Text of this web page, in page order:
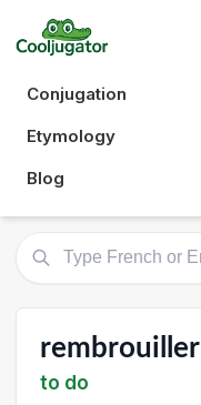
Conjugation
Etymology
Blog
rembrouiller
to do